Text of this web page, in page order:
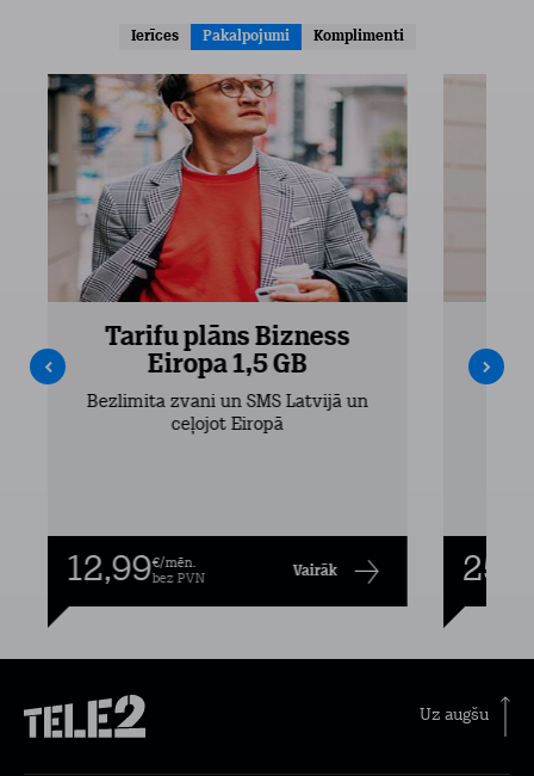
Ierīces Pakalpojumi Komplimenti
Tarifu plāns Bizness
Eiropa 1,5 GB
Bezlimita zvani un SMS Latvijā un
ceļojot Eiropā
12,99€/mēn.
bez PVN
Vairāk
Uz augšu